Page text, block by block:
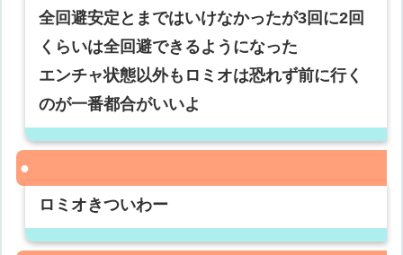
全回避安定とまではいけなかったが3回に2回
くらいは全回避できるようになった
エンチャ状態以外もロミオは恐れず前に行く
のが一番都合がいいよ
ロミオきついわー